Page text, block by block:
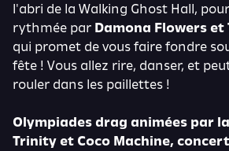
l'abri de la Walking Ghost Hall,
rythmée par Damona Flowers et
qui promet de vous faire fondre
fête ! Vous allez rire, danser, et
rouler dans les paillettes !
Olympiades drag animées par
Trinity et Coco Machine,